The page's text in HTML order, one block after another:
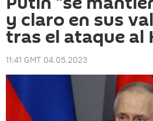
y claro en sus
tras el ataque al
11:41 GMT 04.05.2023